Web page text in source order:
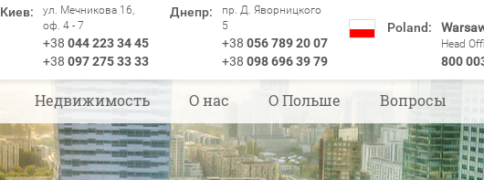
Киев:
ул. Мечникова 16,
оф. 4 - 7
+38 044 223 34 45
+38 097 275 33 33
Днепр:
пр. Д. Яворницкого
5
+38 056 789 20 07
+38 098 696 39 79
Poland:
Head
800
Недвижимость О нас О Польше Вопросы